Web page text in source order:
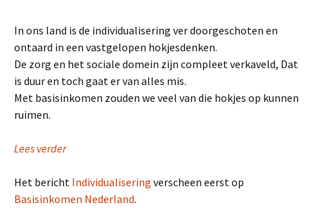
In ons land is de individualisering ver doorgeschoten en
ontaard in een vastgelopen hokjesdenken.
De zorg en het sociale domein zijn compleet verkaveld, Dat
is duur en toch gaat er van alles mis.
Met basisinkomen zouden we veel van die hokjes op kunnen
ruimen.
Lees verder
Het bericht Individualisering verscheen eerst op
Basisinkomen Nederland.